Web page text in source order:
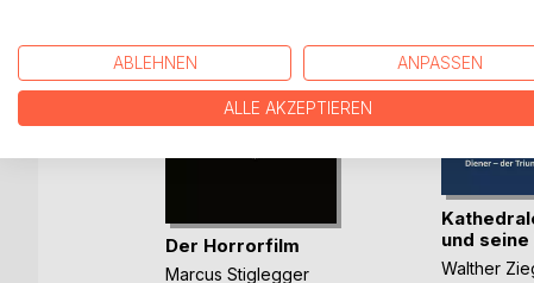
Der Horrorfilm
Marcus Stiglegger
und seine
Walther
ABLEHNEN ANPASSEN
ALLE AKZEPTIEREN